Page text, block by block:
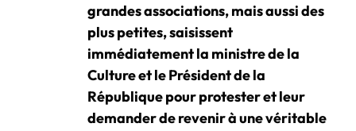
grandes associations, mais aussi des
plus petites, saisissent
immédiatement la ministre de la
Culture et le Président de la
République pour protester et leur
demander de revenir à une véritable